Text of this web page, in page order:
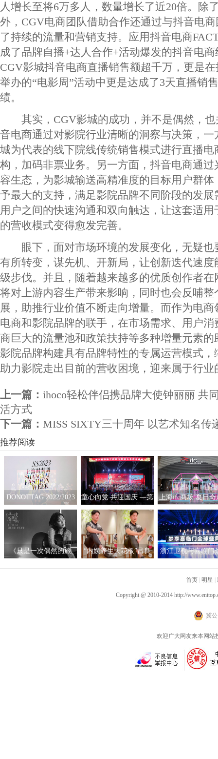
人增长至将6万多人，数量增长了近20倍。除
外，CGV电商团队借助合作还通过与抖音电
了持续的流量和营销支持。应用抖音电商
成了品牌自播+达人合作+活动爆发的抖音电
CGV影城抖音电商直播销售额超千万，更是
举办的“电影周”活动中更是达成了3天直播销
绩。
其实，CGV影城的成功，并不是偶然，也
音电商通过对影院行业清晰的洞察与决策，
城为代表的线下院线传统销售模式进行直播
构，加码非票业务。另一方面，抖音电商通
容生态，为影城输送高精准度的目标用户群
予最大的支持，满足影院品牌不同阶段的发
用户之间的快速沟通和双向触达，让这套适
的营收模式变得愈发完善。
眼下，面对市场环境的发展变化，无疑也
有所转变，谋先机、开新局，让创新迭代速
级步伐。并且，随着越来越多的优质创作者
将对上游内容生产带来影响，同时也会反哺
展，助推行业价值不断走向增量。而作为电
电商和影院品牌的联手，在市场需求、用户
商巨大的流量池和政策扶持等多种增量元素
影院品牌构建具有品牌特性的专属运营模式
助力影院走出目前的营收困境，迎来属于行业
上一篇： ihoco轻松伴侣携品牌大使钟丽丽 共
活方式
下一篇： MISS SIXTY三十周年 以艺术知名传
推荐阅读
DONOTTAG 2022/2023
时装创意秀开启，众星
携手开启时髦新篇章
童心向党 共迎国庆 —第
六届“华韵之声”语文朗
读大会总展演在京隆重
举行
上海ifc商场 夏日奇
拟互动艺术展
《只是一次偶然的旅
“内娱养生天花板”吕良
已是极限
浙江卫视与喜临门
新营销模式
首页 明星
Copyright @ 2010-2014 http://
冀公
欢迎广大网友来本网站